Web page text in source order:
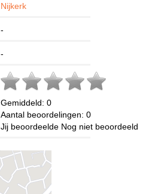
Nijkerk
-
-
Gemiddeld: 0
Aantal beoordelingen: 0
Jij beoordeelde Nog niet beoordeeld